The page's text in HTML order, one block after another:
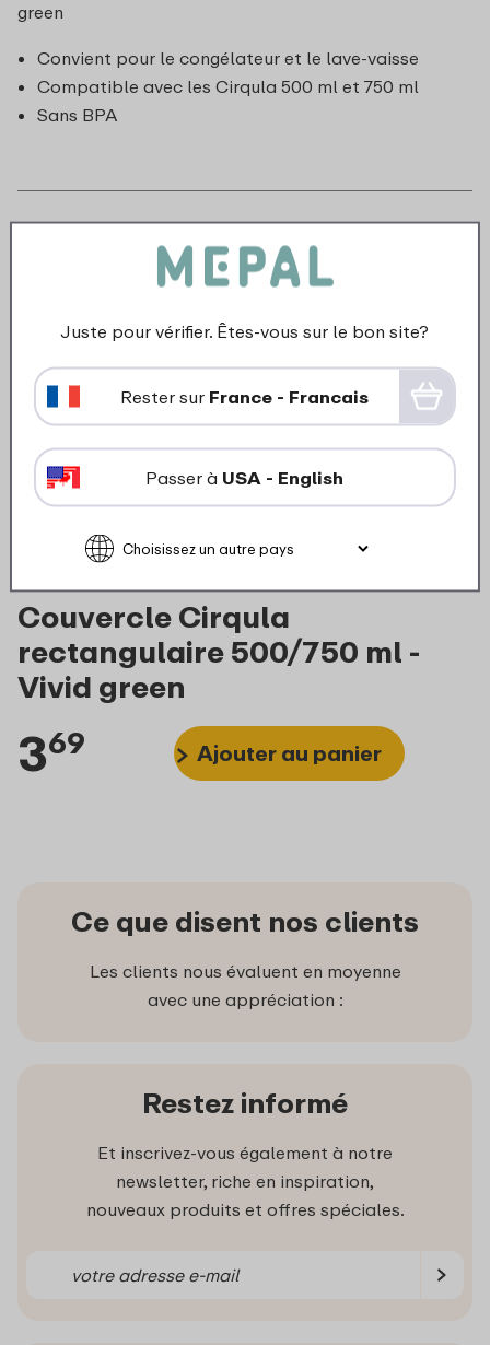
green
Convient pour le congélateur et le lave-vaisse
Compatible avec les Cirqula 500 ml et 750 ml
Sans BPA
Couvercle Cirqula
rectangulaire 500/750 ml -
Vivid green
369 Ajouter au panier
Ce que disent nos clients
Les clients nous évaluent en moyenne
avec une appréciation :
Restez informé
Et inscrivez-vous également à notre
newsletter, riche en inspiration,
nouveaux produits et offres spéciales.
Juste pour vérifier. Êtes-vous sur le bon site?
Rester sur France - Francais
Passer à USA - English